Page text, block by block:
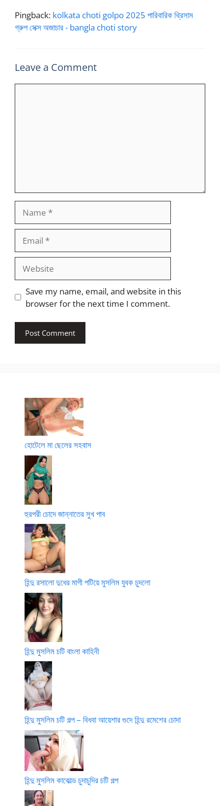
Pingback: kolkata choti golpo 2025 পারিবারিক থ্রিসাম
গ্রুপ সেক্স অজাচার - bangla choti story
Leave a Comment
Save my name, email, and website in this
browser for the next time I comment.
হোটেলে মা ছেলের সহবাস
হুরপরী চোদে জান্নাতের সুখ পাব
হিন্দু রসালো দুধের মাগী পটিয়ে মুসলিম যুবক চুদলো
হিন্দু মুসলিম চটি বাংলা কাহিনী
হিন্দু মুসলিম চটি গল্প – বিধবা আয়েশার গুদে হিন্দু রমেশের চোদা
হিন্দু মুসলিম কাকোল্ড চুদাচুদির চটি গল্প